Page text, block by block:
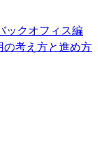
ックオフィス編
の考え方と進め方